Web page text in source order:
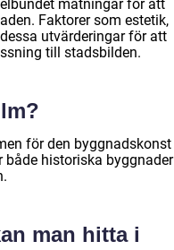
mätningar för att
Faktorer som estetik,
utvärderingar för att
till stadsbilden.
för den
historiska
man hitta i